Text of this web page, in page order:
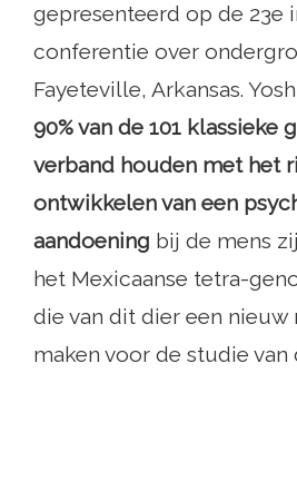
gepresenteerd op de 23e
conferentie over
Fayeteville, Arkansas.
90% van de 101 klassieke
verband houden met het
ontwikkelen van een
aandoening bij de mens
het Mexicaanse tetra-
die van dit dier een nieuw
maken voor de studie van